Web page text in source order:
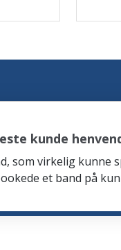
kunde
som virkelig kunne
et band på kun